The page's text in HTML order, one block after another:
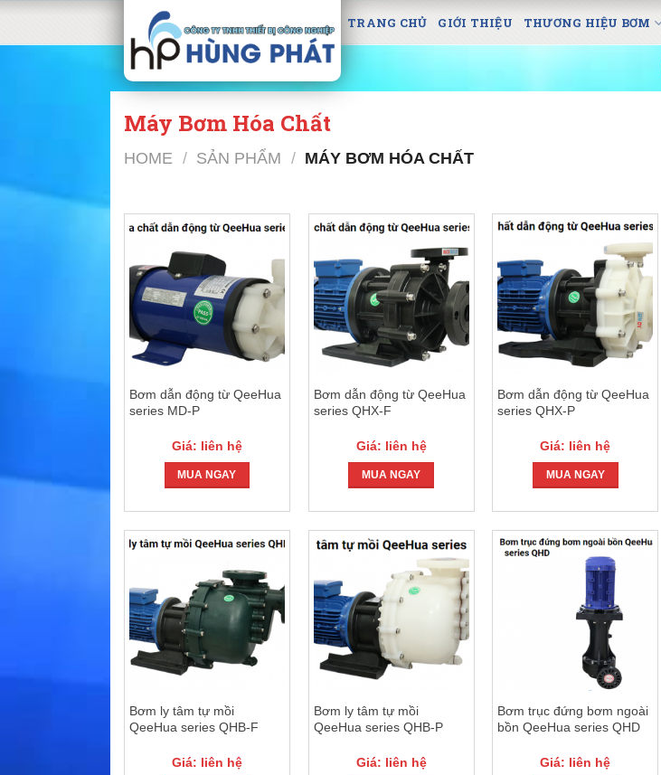
Skip
TRANG CHỦ GIỚI THIỆU THƯƠNG HIỆU BƠM
Máy Bơm Hóa Chất
HOME / SẢN PHẨM / MÁY BƠM HÓA CHẤT
Bơm dẫn động từ QeeHua
series MD-P
Giá: liên hệ
MUA NGAY
Bơm dẫn động từ QeeHua
series QHX-F
Giá: liên hệ
MUA NGAY
Bơm dẫn động từ QeeHua
series QHX-P
Giá: liên hệ
MUA NGAY
Bơm ly tâm tự mồi
QeeHua series QHB-F
Giá: liên hệ
Bơm ly tâm tự mồi
QeeHua series QHB-P
Giá: liên hệ
Bơm trục đứng bơm ngoài
bồn QeeHua series QHD
Giá: liên hệ